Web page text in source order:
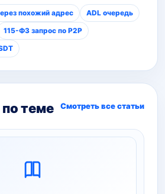
похожий адрес ADL очередь
115-ФЗ запрос по P2P
теме Смотреть все статьи